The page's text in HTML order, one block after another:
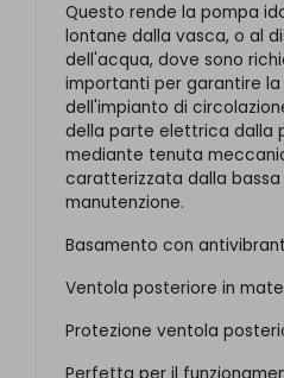
Questo rende la pompa
lontane dalla vasca, o al
dell'acqua, dove sono
importanti per garantire
dell'impianto di
della parte elettrica dalla
mediante tenuta
caratterizzata dalla
manutenzione.
Basamento con
Ventola posteriore in
Protezione ventola